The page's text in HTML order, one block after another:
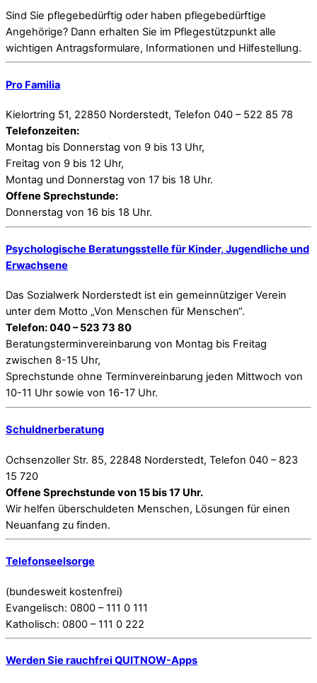
Sind Sie pflegebedürftig oder haben pflegebedürftige
Angehörige? Dann erhalten Sie im Pflegestützpunkt alle
wichtigen Antragsformulare, Informationen und Hilfestellung.
Pro Familia
Kielortring 51, 22850 Norderstedt, Telefon 040 – 522 85 78
Telefonzeiten:
Montag bis Donnerstag von 9 bis 13 Uhr,
Freitag von 9 bis 12 Uhr,
Montag und Donnerstag von 17 bis 18 Uhr.
Offene Sprechstunde:
Donnerstag von 16 bis 18 Uhr.
Psychologische Beratungsstelle für Kinder, Jugendliche und
Erwachsene
Das Sozialwerk Norderstedt ist ein gemeinnütziger Verein
unter dem Motto „Von Menschen für Menschen“.
Telefon: 040 – 523 73 80
Beratungsterminvereinbarung von Montag bis Freitag
zwischen 8-15 Uhr,
Sprechstunde ohne Terminvereinbarung jeden Mittwoch von
10-11 Uhr sowie von 16-17 Uhr.
Schuldnerberatung
Ochsenzoller Str. 85, 22848 Norderstedt, Telefon 040 – 823
15 720
Offene Sprechstunde von 15 bis 17 Uhr.
Wir helfen überschuldeten Menschen, Lösungen für einen
Neuanfang zu finden.
Telefonseelsorge
(bundesweit kostenfrei)
Evangelisch: 0800 – 111 0 111
Katholisch: 0800 – 111 0 222
Werden Sie rauchfrei QUITNOW-Apps